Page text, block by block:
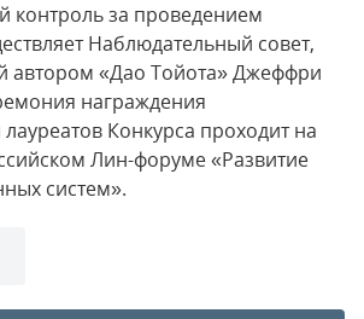
контроль за проведением
Наблюдательный совет,
автором «Дао Тойота» Джеффри
награждения
Конкурса проходит на
Лин-форуме «Развитие
систем».